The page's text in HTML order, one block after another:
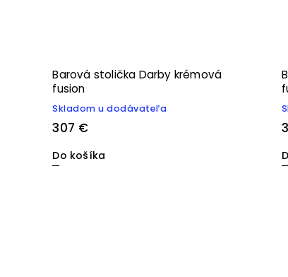
Barová stolička Darby krémová
fusion
Skladom u dodávateľa
307 €
Do košíka